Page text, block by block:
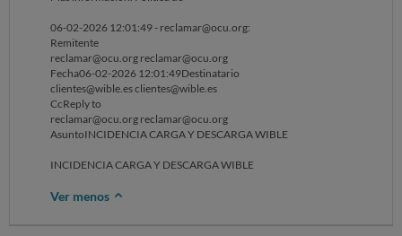
importe de los 153,60€.
SOLICITO se amplíe la información del trámite, no habiéndose
justificado todavía que la ubicación con la retirada del vehículo por la
grúa coincida exactamente con la ubicación de final de mi viaje.
Asimismo, en caso de demostrarse la relación entre ambas
ubicaciones, el importe bajo concepto DEPÓSITO DE VEHÍCULOS
con valor de 153,60€ no se encuentra bajo la responsabilidad del
obstante, este cargo en la tarjeta ya se ha producido dentro de los
06-02-2026 12:01:49 - reclamar@ocu.org:
Remitente
reclamar@ocu.org reclamar@ocu.org
Fecha06-02-2026 12:01:49Destinatario
clientes@wible.es clientes@wible.es
CcReply to
reclamar@ocu.org reclamar@ocu.org
AsuntoINCIDENCIA CARGA Y DESCARGA WIBLE
INCIDENCIA CARGA Y DESCARGA WIBLE
Ver menos